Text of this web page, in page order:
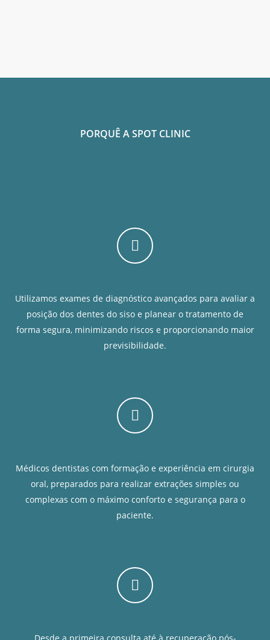
PORQUÊ A SPOT CLINIC
Utilizamos exames de diagnóstico avançados para avaliar a
posição dos dentes do siso e planear o tratamento de
forma segura, minimizando riscos e proporcionando maior
previsibilidade.
Médicos dentistas com formação e experiência em cirurgia
oral, preparados para realizar extrações simples ou
complexas com o máximo conforto e segurança para o
paciente.